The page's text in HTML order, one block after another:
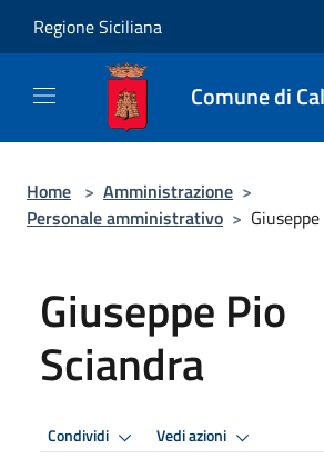
Regione Siciliana
Comune di
Home > Amministrazione >
Personale amministrativo >
Giuseppe Pio
Sciandra
Condividi Vedi azioni